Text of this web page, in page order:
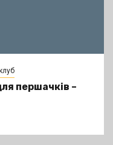
першачків –